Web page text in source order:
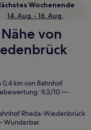
Wochenende
14. Aug. - 16. Aug.
von
km von Bahnhof
9,2/10 —
Rheda-Wiedenbrück
Wunderbar.